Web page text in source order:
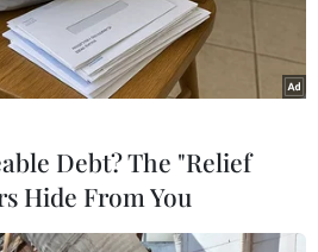
Debt? The "Relief
Hide From You